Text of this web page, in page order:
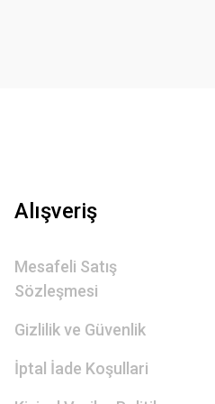
Alışveriş
Mesafeli Satış
Sözleşmesi
Gizlilik ve Güvenlik
İptal İade Koşullari